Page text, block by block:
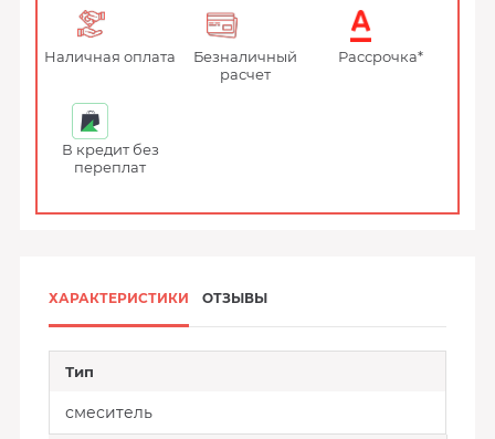
Наличная оплата
Безналичный
расчет
Рассрочка*
В кредит без
переплат
ХАРАКТЕРИСТИКИ ОТЗЫВЫ
Тип
смеситель